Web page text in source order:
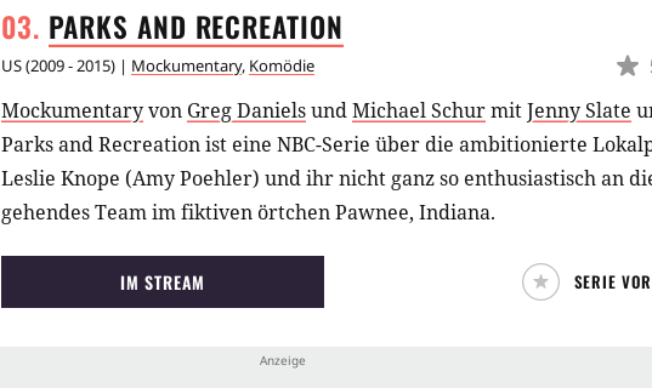
PARKS AND RECREATION
US(2009 - 2015) | Mockumentary, Komödie
Mockumentaryvon Greg DanielsundMichael SchurmitJenny Slate
Parks and Recreation ist eine NBC-Serie über die ambitionierte
Leslie Knope (Amy Poehler) und ihr nicht ganz so enthusiastisch an
gehendes Team im fiktiven örtchen Pawnee, Indiana.
IM STREAM SERIE